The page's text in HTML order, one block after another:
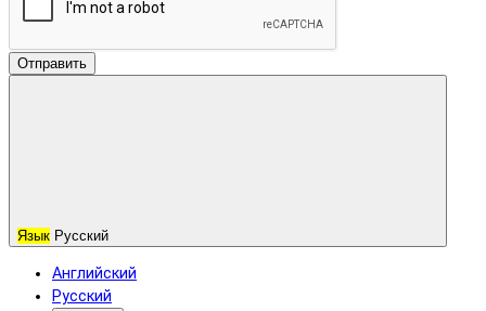
Отправить
Язык Русский
Английский
Русский